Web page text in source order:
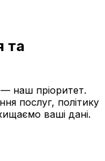
та
— наш пріоритет.
послуг, політику
ваші дані.